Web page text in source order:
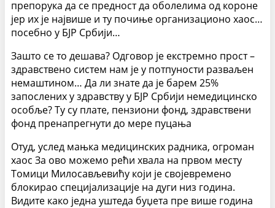
препорука да се предност да оболелима од короне
јер их је највише и ту почиње организационо хаос…
посебно у БЈР Србији…
Зашто се то дешава? Одговор је екстремно прост –
здравствено систем нам је у потпуности разваљен
немаштином… Да ли знате да је барем 25%
запослених у здравству у БЈР Србији немедицинско
особље? Ту су плате, пензиони фонд, здравствени
фонд пренапрегнути до мере пуцања
Отуд, услед мањка медицинских радника, огроман
хаос За ово можемо рећи хвала на првом месту
Томици Милосављевићу који је својевремено
блокирао специјализације на дуги низ година.
Видите како једна уштеда буџета пре више година